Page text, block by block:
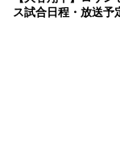
ス試合日程・放送予